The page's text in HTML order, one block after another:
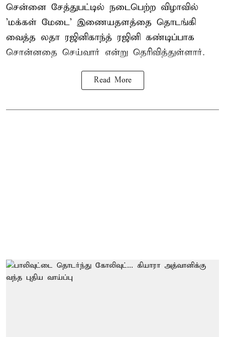
சென்னை சேத்துபட்டில் நடைபெற்ற விழாவில்
'மக்கள் மேடை' இணையதளத்தை தொடங்கி
வைத்த லதா ரஜினிகாந்த் ரஜினி கண்டிப்பாக
சொன்னதை செய்வார் என்று தெரிவித்துள்ளார்.
Read More